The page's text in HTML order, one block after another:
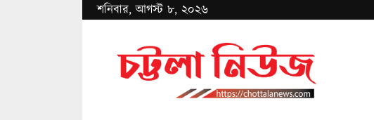
শনিবার, আগস্ট ৮, ২০২৬
Chottala
News